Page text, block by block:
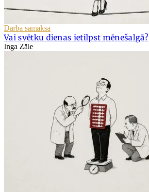
Darba samaksa
Vai svētku dienas ietilpst mēnešalgā?
Inga Zāle